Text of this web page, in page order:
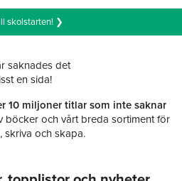
skolstarten! ❯
saknades det
en sida!
10 miljoner titlar som inte saknar
böcker och vårt breda sortiment för
skriva och skapa.